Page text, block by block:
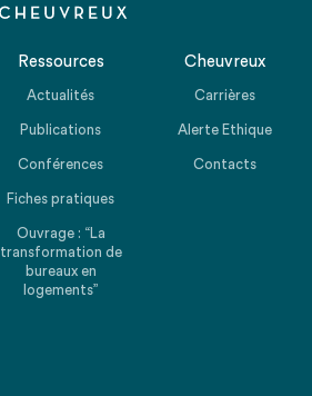
Ressources
Actualités
Publications
Conférences
Fiches pratiques
Ouvrage : “La
transformation de
bureaux en
logements”
Cheuvreux
Carrières
Alerte Ethique
Contacts